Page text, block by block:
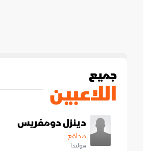
جميع
اللاعبين
دينزل دومفريس
مدافع
هولندا